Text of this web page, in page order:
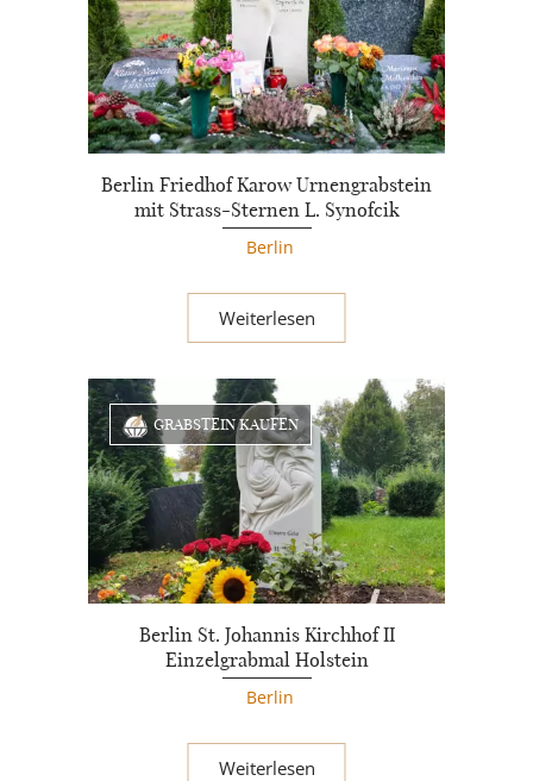
Berlin Friedhof Karow Urnengrabstein
mit Strass-Sternen L. Synofcik
Berlin
Weiterlesen
GRABSTEIN KAUFEN
Berlin St. Johannis Kirchhof II
Einzelgrabmal Holstein
Berlin
Weiterlesen